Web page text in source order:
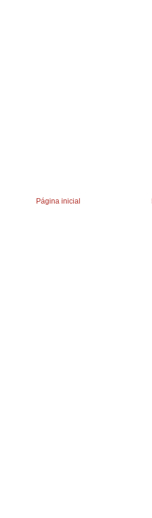
Página inicial